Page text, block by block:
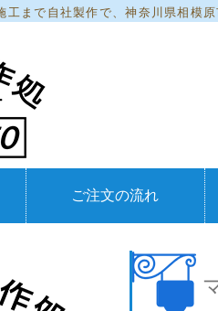
看板製作神
工まで自社製作で、神奈川県相模原
ご注文の流れ